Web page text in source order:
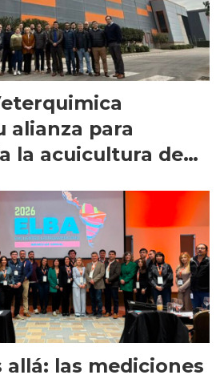
alianza para
la acuicultura de
allá: las mediciones